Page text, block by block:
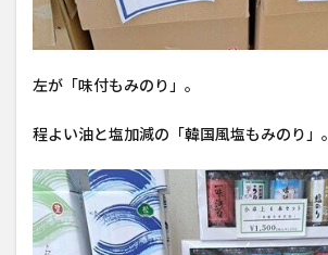
左が「味付もみのり」。
程よい油と塩加減の「韓国風塩もみのり」。